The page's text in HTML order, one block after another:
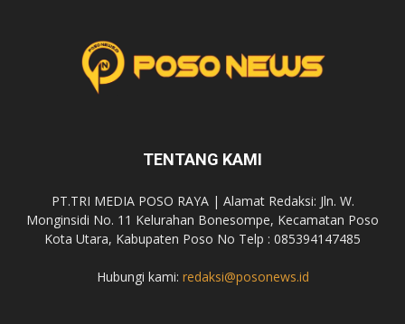
TENTANG KAMI
PT.TRI MEDIA POSO RAYA | Alamat Redaksi: Jln. W.
Monginsidi No. 11 Kelurahan Bonesompe, Kecamatan Poso
Kota Utara, Kabupaten Poso No Telp : 085394147485
Hubungi kami: redaksi@posonews.id